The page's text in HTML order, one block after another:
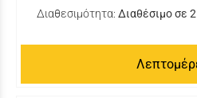
Διαθεσιμότητα: Διαθέσιμο σε